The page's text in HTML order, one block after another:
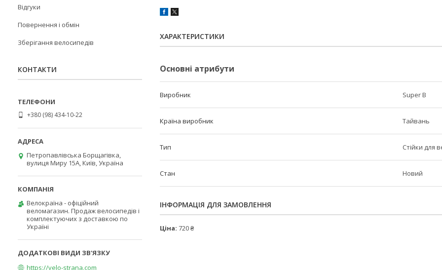
ХАРАКТЕРИСТИКИ
Основні атрибути
Виробник Super B
Країна виробник Тайвань
Тип Стійки для
Стан Новий
ІНФОРМАЦІЯ ДЛЯ ЗАМОВЛЕННЯ
Ціна: 720 ₴
Відгуки
Повернення і обмін
Зберігання велосипедів
КОНТАКТИ
+380 (98) 434-10-22
Петропавлівська Борщагівка,
вулиця Миру 15А, Київ, Україна
Велокраїна - офіційний
веломагазин. Продаж велосипедів і
комплектуючих з доставкою по
Україні
https://velo-strana.com